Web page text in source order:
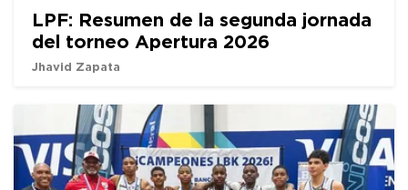
LPF: Resumen de la segunda jornada
del torneo Apertura 2026
Jhavid Zapata